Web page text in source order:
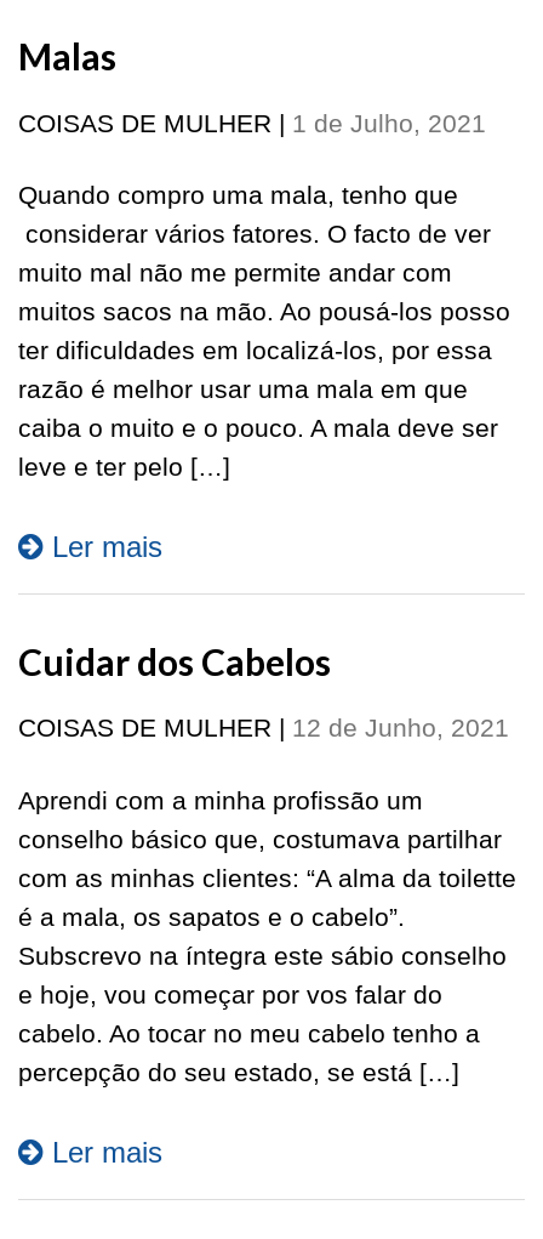
Malas
COISAS DE MULHER | 1 de Julho, 2021
Quando compro uma mala, tenho que
considerar vários fatores. O facto de ver
muito mal não me permite andar com
muitos sacos na mão. Ao pousá-los posso
ter dificuldades em localizá-los, por essa
razão é melhor usar uma mala em que
caiba o muito e o pouco. A mala deve ser
leve e ter pelo […]
Ler mais
Cuidar dos Cabelos
COISAS DE MULHER | 12 de Junho, 2021
Aprendi com a minha profissão um
conselho básico que, costumava partilhar
com as minhas clientes: “A alma da toilette
é a mala, os sapatos e o cabelo”.
Subscrevo na íntegra este sábio conselho
e hoje, vou começar por vos falar do
cabelo. Ao tocar no meu cabelo tenho a
percepção do seu estado, se está […]
Ler mais